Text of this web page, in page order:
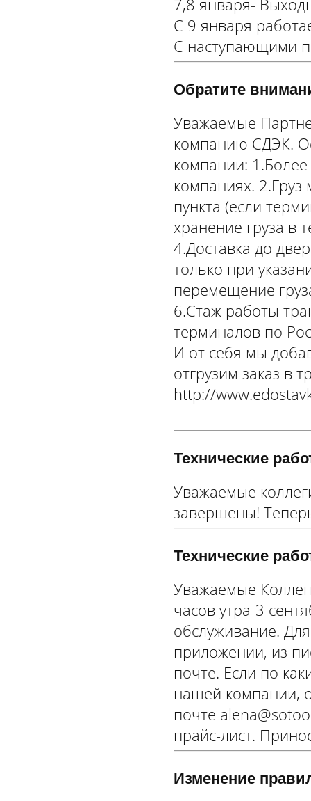
7,8 января-
С 9 января
С наступающими
Обратите
Уважаемые
компанию СДЭК.
компании:
компаниях.
пункта (если
хранение груза в
4.Доставка до
только при
перемещение
6.Стаж работы
терминалов по
И от себя мы
отгрузим заказ в
http://
Технические
Уважаемые
завершены!
Технические
Уважаемые
часов утра-3
обслуживание.
приложении, из
почте. Если по
нашей компании,
почте
прайс-лист.
Изменение